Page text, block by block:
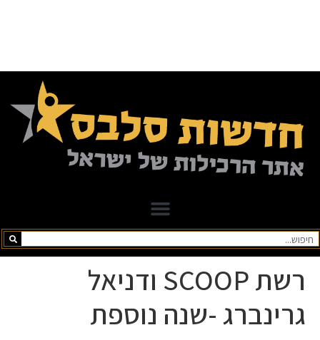
רשת SCOOP ודניאל
גרינברג -שנה נוספת